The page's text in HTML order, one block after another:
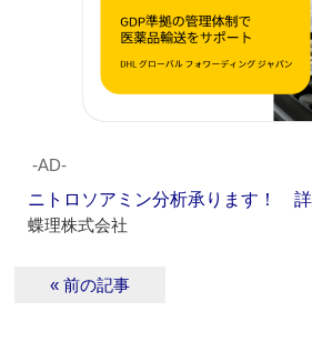
‐AD‐
ニトロソアミン分析承ります！
蝶理株式会社
« 前の記事